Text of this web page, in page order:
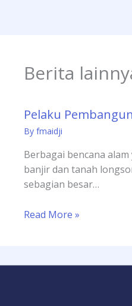
Berita
Pelaku
By fmaidji
Berbagai bencana
banjir dan tanah
sebagian besar…
Read More »